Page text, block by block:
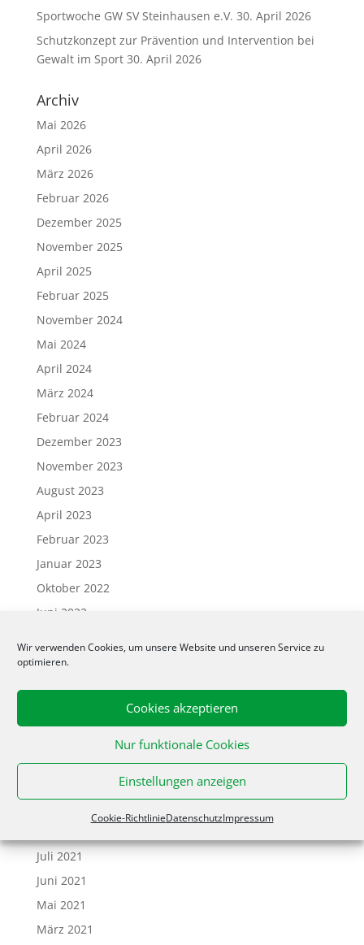
Wir verwenden Cookies, um unsere Website und unseren Service zu
optimieren.
Cookies akzeptieren
Nur funktionale Cookies
Einstellungen anzeigen
Cookie-RichtlinieDatenschutzImpressum
Sportwoche GW SV Steinhausen e.V. 30. April 2026
Schutzkonzept zur Prävention und Intervention bei
Gewalt im Sport 30. April 2026
Archiv
Mai 2026
April 2026
März 2026
Februar 2026
Dezember 2025
November 2025
April 2025
Februar 2025
November 2024
Mai 2024
April 2024
März 2024
Februar 2024
Dezember 2023
November 2023
August 2023
April 2023
Februar 2023
Januar 2023
Oktober 2022
Juni 2022
März 2022
Juli 2021
Juni 2021
Mai 2021
März 2021